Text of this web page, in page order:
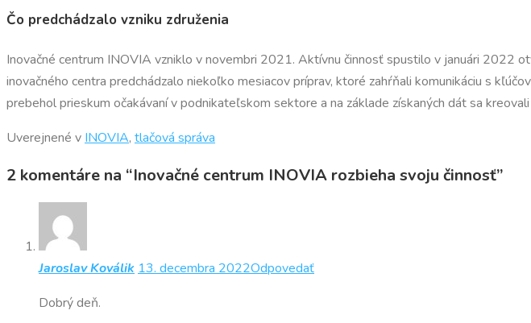
Čo predchádzalo vzniku združenia
Inovačné centrum INOVIA vzniklo v novembri 2021. Aktívnu činnosť spustilo v januári 2022
inovačného centra predchádzalo niekoľko mesiacov príprav, ktoré zahŕňali komunikáciu s
prebehol prieskum očakávaní v podnikateľskom sektore a na základe získaných dát sa
Uverejnené v INOVIA, tlačová správa
2 komentáre na “Inovačné centrum INOVIA rozbieha svoju činnosť”
Jaroslav Koválik 13. decembra 2022Odpovedať
Dobrý deň.